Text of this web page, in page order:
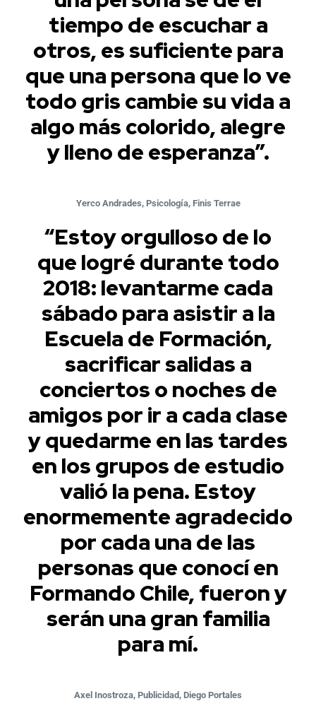
tiempo de escuchar a
otros, es suficiente para
que una persona que lo ve
todo gris cambie su vida a
algo más colorido, alegre
y lleno de esperanza”.
Yerco Andrades, Psicología, Finis Terrae
“Estoy orgulloso de lo
que logré durante todo
2018: levantarme cada
sábado para asistir a la
Escuela de Formación,
sacrificar salidas a
conciertos o noches de
amigos por ir a cada clase
y quedarme en las tardes
en los grupos de estudio
valió la pena. Estoy
enormemente agradecido
por cada una de las
personas que conocí en
Formando Chile, fueron y
serán una gran familia
para mí.
Axel Inostroza, Publicidad, Diego Portales